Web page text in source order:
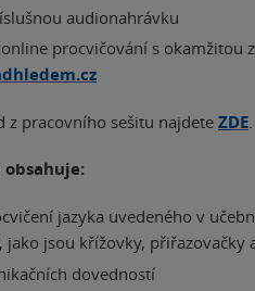
audionahrávku
procvičování s okamžitou
z pracovního sešitu najdete ZDE
jazyka uvedeného v
, jako jsou křížovky, přiřazovačky
dovedností